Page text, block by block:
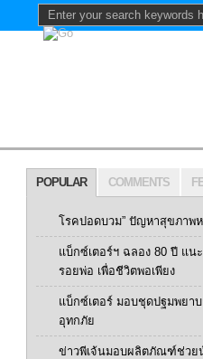
POPULAR COMMENTS
โรคปอดบวม” ปัญหาสุขภาพ
แบ็กซ์เตอร์ฯ ฉลอง 80 ปี แ
รอยพ่อ เพื่อชีวิตพอเพียง
แบ็กซ์เตอร์ มอบชุดปฐมพยา
อุทกภัย
ข่าวพีเจ้นมอบผลิตภัณฑ์ช่วย